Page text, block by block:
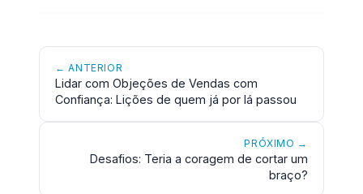
← ANTERIOR
Lidar com Objeções de Vendas com
Confiança: Lições de quem já por lá passou
PRÓXIMO →
Desafios: Teria a coragem de cortar um
braço?